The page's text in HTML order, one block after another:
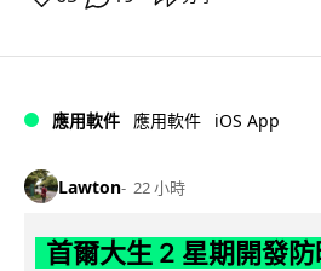
應用軟件 應用軟件 iOS App
Lawton 22 小時
首爾大生 2 星期開發